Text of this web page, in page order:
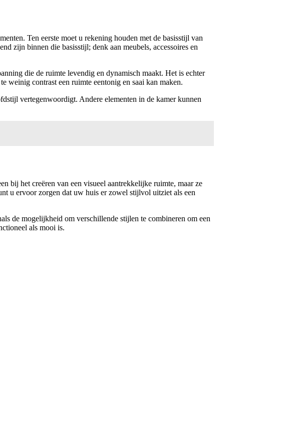
Ten eerste moet u rekening houden met de basisstijl van
zijn binnen die basisstijl; denk aan meubels, accessoires en
die de ruimte levendig en dynamisch maakt. Het is echter
weinig contrast een ruimte eentonig en saai kan maken.
vertegenwoordigt. Andere elementen in de kamer kunnen
bij het creëren van een visueel aantrekkelijke ruimte, maar ze
u ervoor zorgen dat uw huis er zowel stijlvol uitziet als een
de mogelijkheid om verschillende stijlen te combineren om een
als mooi is.